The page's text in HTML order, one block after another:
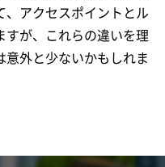
、アクセスポイントとル
すが、これらの違いを理
意外と少ないかもしれま